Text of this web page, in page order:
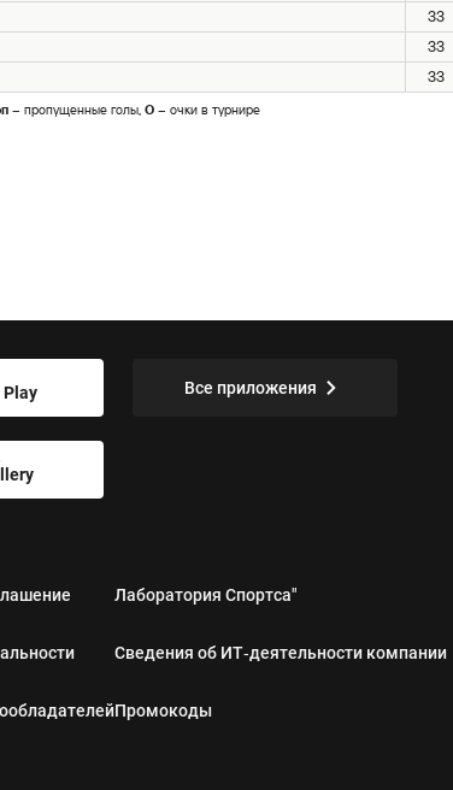
33
33
33
– пропущенные голы, О – очки в турнире
Play Все приложения
Лаборатория Спортса"
Сведения об ИТ‑деятельности компании
Промокоды